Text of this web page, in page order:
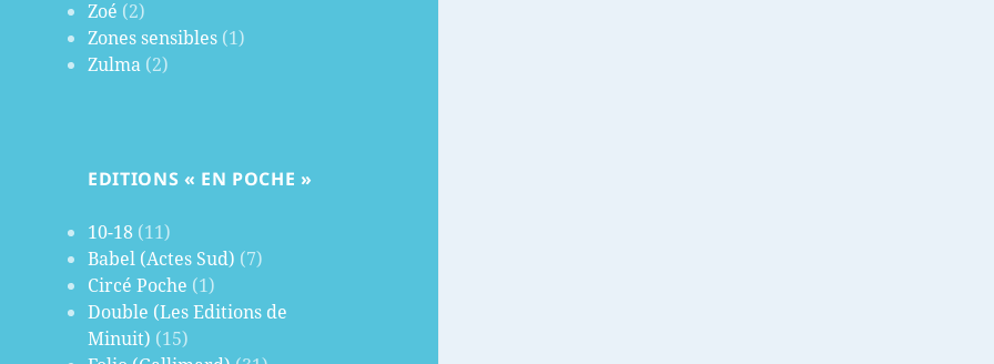
Zoé (2)
Zones sensibles (1)
Zulma (2)
EDITIONS « EN POCHE »
10-18 (11)
Babel (Actes Sud) (7)
Circé Poche (1)
Double (Les Editions de
Minuit) (15)